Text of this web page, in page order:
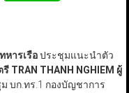
หารเรือประชุมแนะนำตัว
TRAN THANH NGHIEM ผู้
บก.ทร.1 กองบัญชาการ